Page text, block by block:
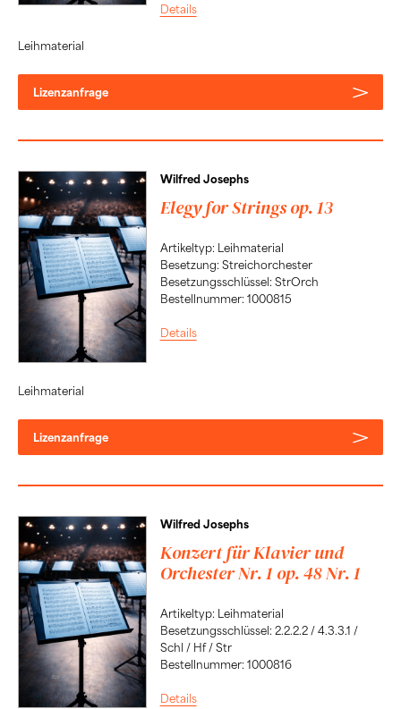
Details
Leihmaterial
Lizenzanfrage
Wilfred Josephs
Elegy for Strings op. 13
Artikeltyp: Leihmaterial
Besetzung: Streichorchester
Besetzungsschlüssel: StrOrch
Bestellnummer: 1000815
Details
Leihmaterial
Lizenzanfrage
Wilfred Josephs
Konzert für Klavier und
Orchester Nr. 1 op. 48 Nr. 1
Artikeltyp: Leihmaterial
Besetzungsschlüssel: 2.2.2.2 / 4.3.3.1 /
Schl / Hf / Str
Bestellnummer: 1000816
Details